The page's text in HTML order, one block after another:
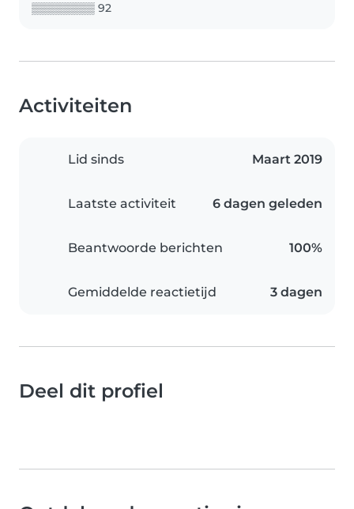
▒▒▒▒▒▒▒▒ 92
Activiteiten
Lid sinds Maart 2019
Laatste activiteit 6 dagen geleden
Beantwoorde berichten 100%
Gemiddelde reactietijd 3 dagen
Deel dit profiel